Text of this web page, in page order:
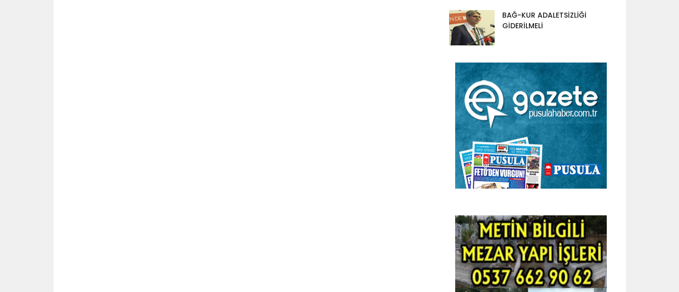
BAĞ-KUR ADALETSİZLİĞİ
GİDERİLMELİ